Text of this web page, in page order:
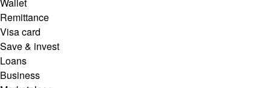
Wallet
Remittance
Visa card
Save & invest
Loans
Business